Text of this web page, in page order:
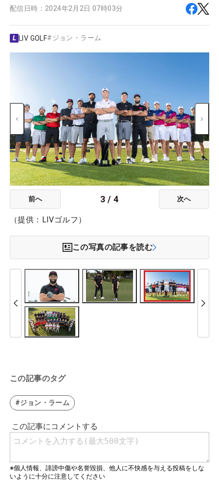
配信日時： 2024年2月2日 07時03分
LIV GOLF# ジョン・ラーム
前へ 3 /4 次へ
（提供：LIVゴルフ）
この写真の記事を読む
この記事のタグ
#ジョン・ラーム